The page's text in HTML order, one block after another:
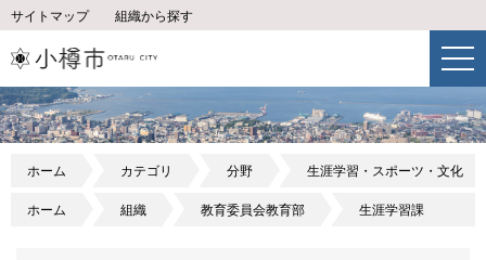
サイトマップ 組織から探す
ホーム カテゴリ 分野 生涯学習・スポーツ・文化
ホーム 組織 教育委員会教育部 生涯学習課